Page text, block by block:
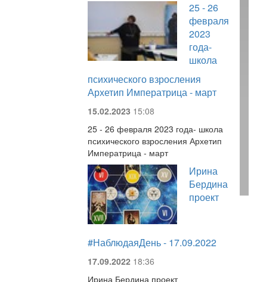
25 - 26
февраля
2023
года-
школа
психического взросления
Архетип Императрица - март
15.02.2023 15:08
25 - 26 февраля 2023 года- школа
психического взросления Архетип
Императрица - март
Ирина
Бердина
проект
#НаблюдаяДень - 17.09.2022
17.09.2022 18:36
Ирина Бердина проект